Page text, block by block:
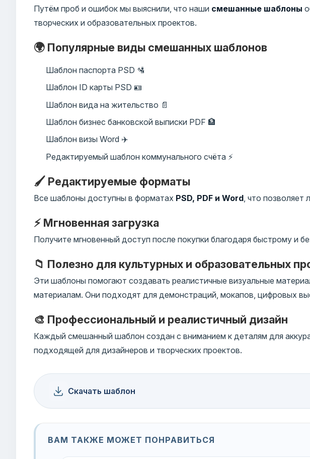
Путём проб и ошибок мы выяснили, что наши смешанные шаблоны
творческих и образовательных проектов.
🌍 Популярные виды смешанных шаблонов
Шаблон паспорта PSD 🛂
Шаблон ID карты PSD 🪪
Шаблон вида на жительство 📄
Шаблон бизнес банковской выписки PDF 🏦
Шаблон визы Word ✈️
Редактируемый шаблон коммунального счёта ⚡
🖌️ Редактируемые форматы
Все шаблоны доступны в форматах PSD, PDF и Word , что
⚡ Мгновенная загрузка
Получите мгновенный доступ после покупки благодаря быстрому и
📁 Полезно для культурных и образовательных
Эти шаблоны помогают создавать реалистичные визуальные
материалам. Они подходят для демонстраций, мокапов, цифровых
🎨 Профессиональный и реалистичный дизайн
Каждый смешанный шаблон создан с вниманием к деталям для
подходящей для дизайнеров и творческих проектов.
Скачать шаблон
ВАМ ТАКЖЕ МОЖЕТ ПОНРАВИТЬСЯ